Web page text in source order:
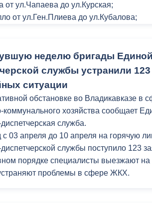
органа
от ул.Чапаева до ул.Курская;
от ул.Ген.Плиева до ул.Кубалова;
неделю бригады
службы устранили 123
ситуации
обстановке во Владикавказе в
хозяйства сообщает
служба.
с 03 апреля до 10 апреля на горячую
службы поступило 123
порядке специалисты выезжают
проблемы в сфере ЖКХ.